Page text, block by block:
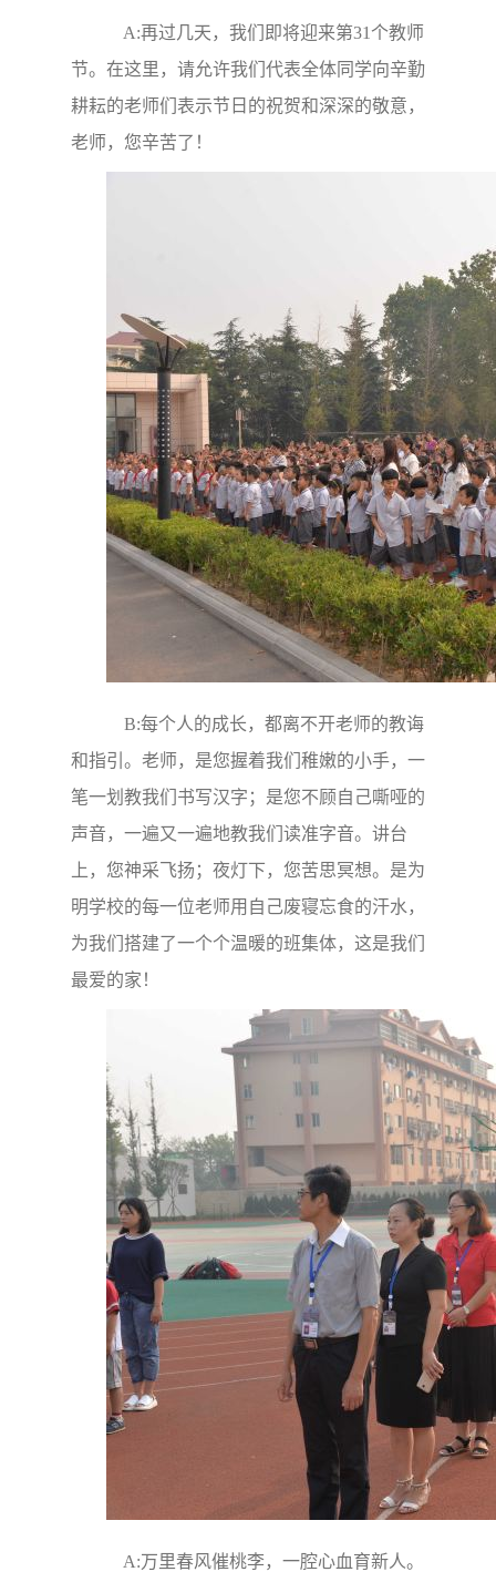
A:再过几天，我们即将迎来第31个教师
节。在这里，请允许我们代表全体同学向辛勤
耕耘的老师们表示节日的祝贺和深深的敬意，
老师，您辛苦了！
B:每个人的成长，都离不开老师的教诲
和指引。老师，是您握着我们稚嫩的小手，一
笔一划教我们书写汉字；是您不顾自己嘶哑的
声音，一遍又一遍地教我们读准字音。讲台
上，您神采飞扬；夜灯下，您苦思冥想。是为
明学校的每一位老师用自己废寝忘食的汗水，
为我们搭建了一个个温暖的班集体，这是我们
最爱的家！
A:万里春风催桃李，一腔心血育新人。